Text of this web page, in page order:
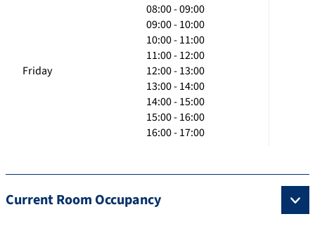
Friday
08:00 - 09:00
09:00 - 10:00
10:00 - 11:00
11:00 - 12:00
12:00 - 13:00
13:00 - 14:00
14:00 - 15:00
15:00 - 16:00
16:00 - 17:00
Current Room Occupancy